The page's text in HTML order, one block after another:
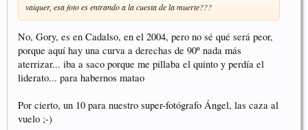
vaiquer, esa foto es entrando a la cuesta de la muerte???
No, Gory, es en Cadalso, en el 2004, pero no sé qué será peor,
porque aquí hay una curva a derechas de 90º nada más
aterrizar... iba a saco porque me pillaba el quinto y perdía el
liderato... para habernos matao
Por cierto, un 10 para nuestro super-fotógrafo Ángel, las caza al
vuelo ;-)